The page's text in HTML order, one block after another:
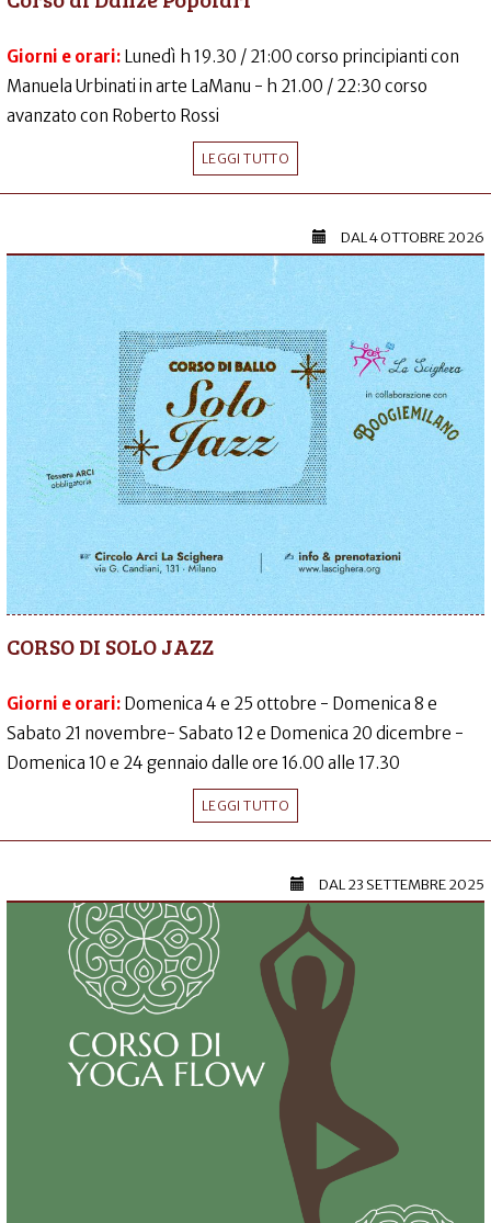
Giorni e orari: Lunedì h 19.30 / 21:00 corso principianti con
Manuela Urbinati in arte LaManu - h 21.00 / 22:30 corso
avanzato con Roberto Rossi
LEGGI TUTTO
DAL4 OTTOBRE 2026
CORSO DI SOLO JAZZ
Giorni e orari: Domenica 4 e 25 ottobre - Domenica 8 e
Sabato 21 novembre- Sabato 12 e Domenica 20 dicembre -
Domenica 10 e 24 gennaio dalle ore 16.00 alle 17.30
LEGGI TUTTO
DAL23 SETTEMBRE 2025